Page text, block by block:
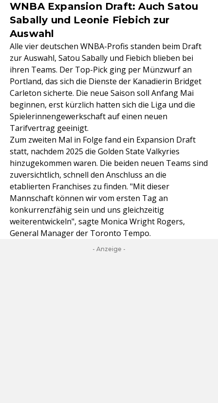
WNBA Expansion Draft: Auch Satou
Sabally und Leonie Fiebich zur
Auswahl
Alle vier deutschen WNBA-Profis standen beim Draft
zur Auswahl, Satou Sabally und Fiebich blieben bei
ihren Teams. Der Top-Pick ging per Münzwurf an
Portland, das sich die Dienste der Kanadierin Bridget
Carleton sicherte. Die neue Saison soll Anfang Mai
beginnen, erst kürzlich hatten sich die Liga und die
Spielerinnengewerkschaft auf einen neuen
Tarifvertrag geeinigt.
Zum zweiten Mal in Folge fand ein Expansion Draft
statt, nachdem 2025 die Golden State Valkyries
hinzugekommen waren. Die beiden neuen Teams sind
zuversichtlich, schnell den Anschluss an die
etablierten Franchises zu finden. "Mit dieser
Mannschaft können wir vom ersten Tag an
konkurrenzfähig sein und uns gleichzeitig
weiterentwickeln", sagte Monica Wright Rogers,
General Manager der Toronto Tempo.
- Anzeige -